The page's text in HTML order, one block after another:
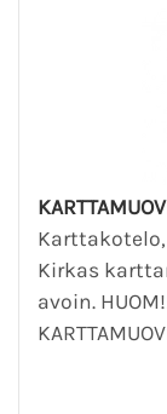
Karttakotelo,
Kirkas
avoin.